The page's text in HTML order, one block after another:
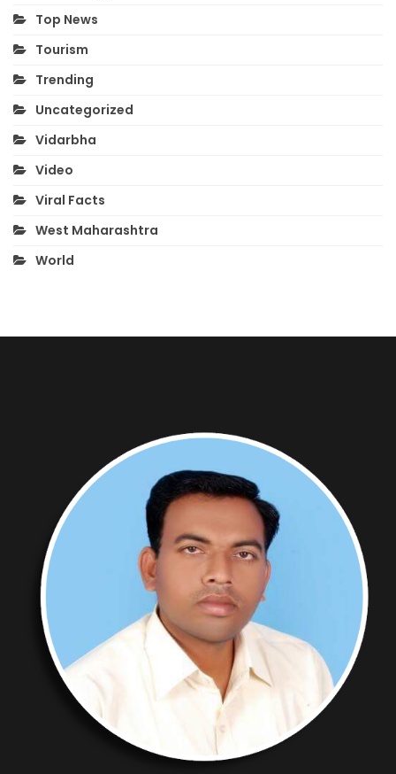
Top News
Tourism
Trending
Uncategorized
Vidarbha
Video
Viral Facts
West Maharashtra
World